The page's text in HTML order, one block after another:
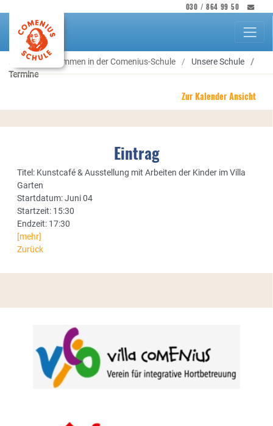
030 / 864 99 50
Herzlich willkommen in der Comenius-Schule
Unsere Schule
Termine
Zur Kalender Ansicht
Eintrag
Titel: Kunstcafé & Ausstellung mit Arbeiten der Kinder im Villa
Garten
Startdatum: Juni 04
Startzeit: 15:30
Endzeit: 17:30
[mehr]
Zurück